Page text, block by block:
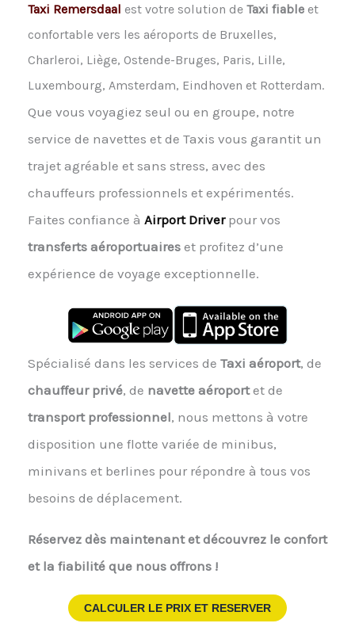
Taxi Remersdaal est votre solution de Taxi fiableet
confortable vers les aéroports de Bruxelles,
Charleroi, Liège, Ostende-Bruges, Paris, Lille,
Luxembourg, Amsterdam, Eindhoven et Rotterdam.
Que vous voyagiez seul ou en groupe, notre
service de navettes et de Taxis vous garantit un
trajet agréable et sans stress, avec des
chauffeurs professionnels et expérimentés.
Faites confiance à Airport Driver pour vos
transferts aéroportuaireset profitez d’une
expérience de voyage exceptionnelle.
Spécialisé dans les services de Taxi aéroport, de
chauffeur privé, de navette aéroportet de
transport professionnel, nous mettons à votre
disposition une flotte variée de minibus,
minivans et berlines pour répondre à tous vos
besoins de déplacement.
Réservez dès maintenant et découvrez le confort
et la fiabilité que nous offrons !
CALCULER LE PRIX ET RESERVER